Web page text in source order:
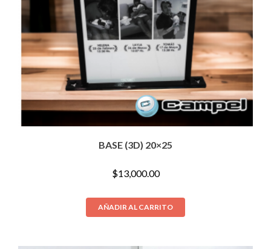
BASE (3D) 20×25
$13,000.00
AÑADIR AL CARRITO